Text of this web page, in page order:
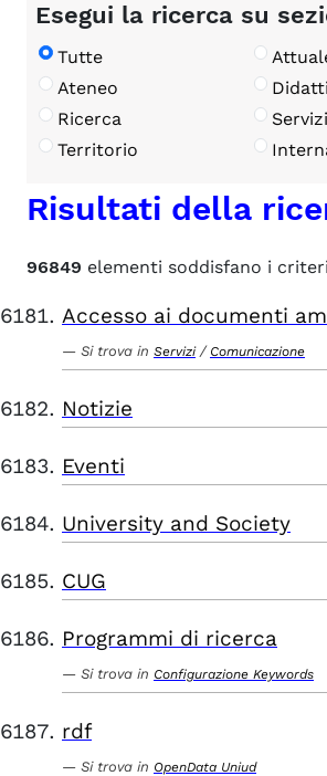
Esegui la ricerca su
Tutte
Ateneo
Ricerca
Servizi
Territorio
Risultati della
96849 elementi soddisfano i
Accesso ai documenti
Si trova in Servizi / Comunicazione
Notizie
Eventi
University and Society
CUG
Programmi di ricerca
Si trova in Configurazione Keywords
rdf
Si trova in OpenData Uniud